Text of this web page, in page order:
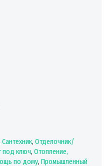
Сантехник, Отделочник/
под ключ, Отопление,
по дому, Промышленный